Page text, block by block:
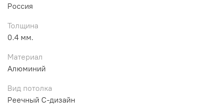
Россия
Толщина
0.4 мм.
Материал
Алюминий
Вид потолка
Реечный С-дизайн